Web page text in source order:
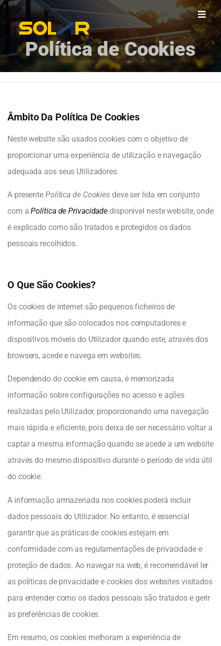
Política de Cookies
Âmbito Da Política De Cookies
Neste website são usados cookies com o objetivo de
proporcionar uma experiência de utilização e navegação
adequada aos seus Utilizadores.
A presente Política de Cookies deve ser lida em conjunto
com aPolítica de Privacidade disponível neste website, onde
é explicado como são tratados e protegidos os dados
pessoais recolhidos.
O Que São Cookies?
Os cookies de internet são pequenos ficheiros de
informação que são colocados nos computadores e
dispositivos móveis do Utilizador quando este, através dos
browsers, acede e navega em websites.
Dependendo do cookie em causa, é memorizada
informação sobre configurações no acesso e ações
realizadas pelo Utilizador, proporcionando uma navegação
mais rápida e eficiente, pois deixa de ser necessário voltar a
captar a mesma informação quando se acede a um website
através do mesmo dispositivo durante o período de vida útil
do cookie.
A informação armazenada nos cookies poderá incluir
dados pessoais do Utilizador. No entanto, é essencial
garantir que as práticas de cookies estejam em
conformidade com as regulamentações de privacidade e
proteção de dados. Ao navegar na web, é recomendável ler
as políticas de privacidade e cookies dos websites visitados
para entender como os dados pessoais são tratados e gerir
as preferências de cookies.
Em resumo, os cookies melhoram a experiência de